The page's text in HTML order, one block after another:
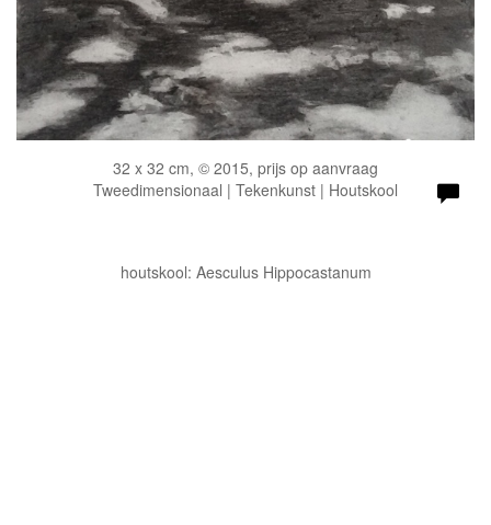
32 x 32 cm, © 2015, prijs op aanvraag
Tweedimensionaal | Tekenkunst | Houtskool
houtskool: Aesculus Hippocastanum